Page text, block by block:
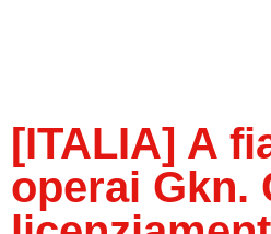
[ITALIA] A
operai Gkn.